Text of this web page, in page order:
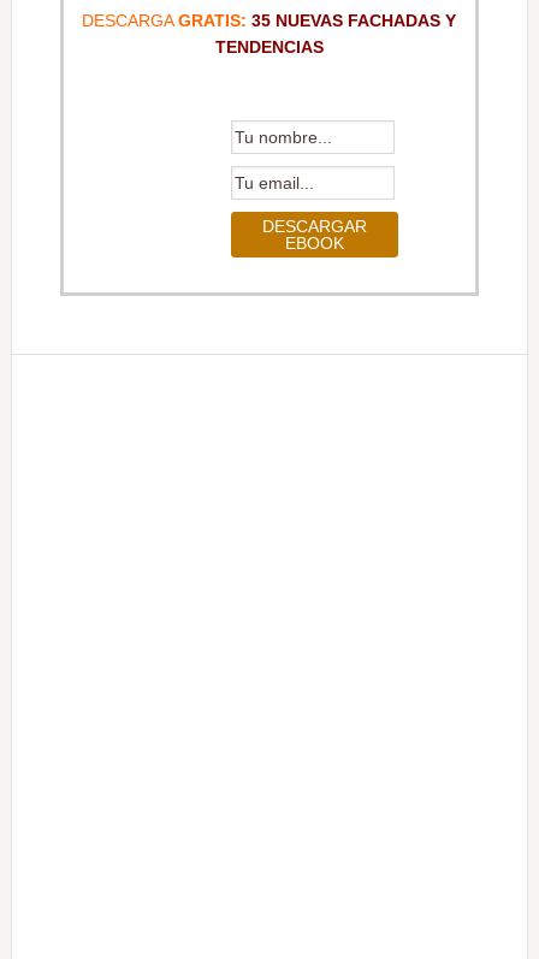
DESCARGAGRATIS: 35 NUEVAS FACHADAS Y
TENDENCIAS